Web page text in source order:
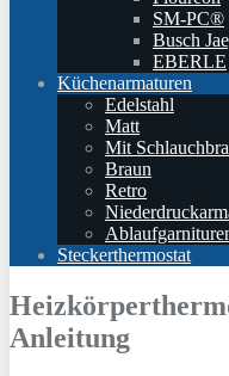
SM-PC®
Busch
EBERLE
Küchenarmaturen
Edelstahl
Matt
Mit
Braun
Retro
Steckerthermostat
Anleitung